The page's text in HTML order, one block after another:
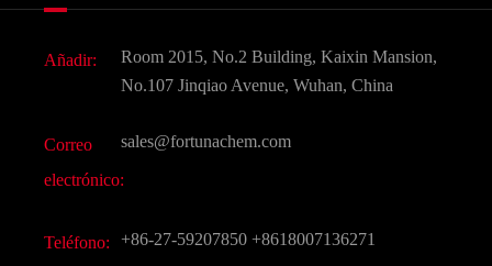
Sabores y fragancias
CAS químico
Todos los productos químicos finos
Preguntas frecuentes (FAQ)
Añadir:
Room 2015, No.2 Building, Kaixin Mansion,
No.107 Jinqiao Avenue, Wuhan, China
Correo
electrónico:
sales@fortunachem.com
Teléfono: +86-27-59207850 +8618007136271